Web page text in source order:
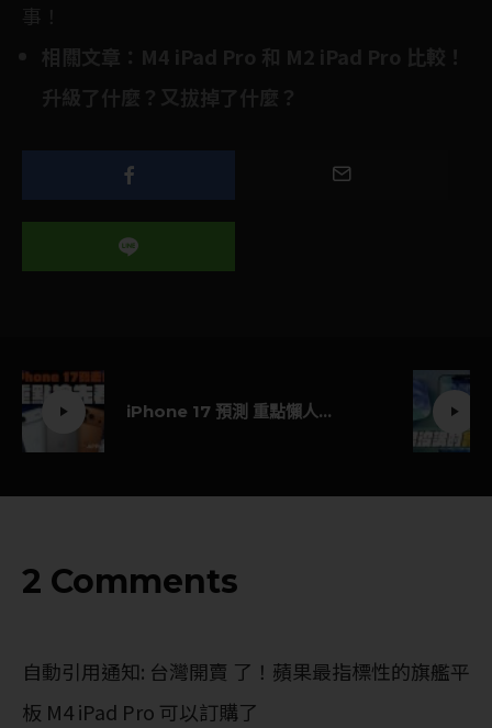
iPhone 17 預測 重點懶人包！十大亮點一次掌握
2 Comments
自動引用通知: 台灣開賣 了！蘋果最指標性的旗艦平
板 M4 iPad Pro 可以訂購了